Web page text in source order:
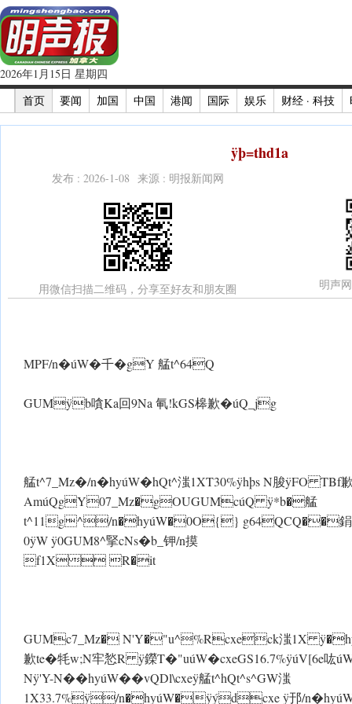
2026年1月15日 星期四
首页
要闻 加国 中国 港闻 国际 娱乐 财经 · 科技
ÿþ=thd1a
发布 : 2026-1-08 来源 : 明报新闻网
用微信扫描二维码，分享至好友和朋友圈 明声
MPF/n�úW�千�gY 艋t^64Q
GUMÿb嗿Ka回9Na 氠!kGS槔歉�úQ_jg
艋t^7_Mz�/n�hyúW�hQt^滍1XT30% ÿhþs N脧 ÿFO TBf
AmúQgY07_Mz�gOUGUMcúQ ÿ*b�艋
t^11g^/n�hyúW�0O{} g64QCQ��鋗IúQ
0ÿW ÿ0GUM8^掔cNs�b_钾/n摸
f1X R�it
GUMc7_Mz� N'Y�"u^%Rcxeck滍1X
歉te�牦w;N牢悐R ÿ鑅T�"uúW�cxeGS16.7% ÿúV[6e吰
N ÿ'Y-N��hyúW��vQDl\cxe ÿ艋t^hQt^s^GW滍
1X33.7%ÿ/n�hyúW�ÿýdcxe ÿ邘/